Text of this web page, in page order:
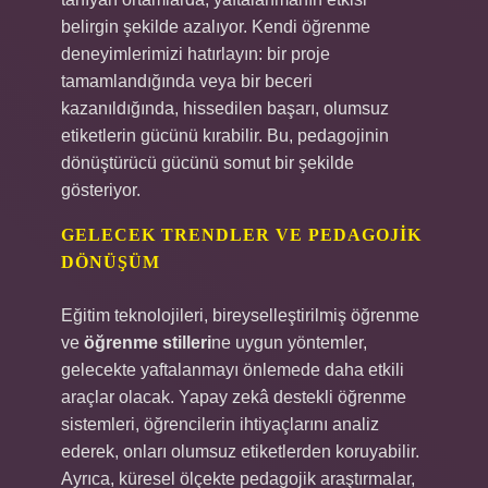
belirgin şekilde azalıyor. Kendi öğrenme
deneyimlerimizi hatırlayın: bir proje
tamamlandığında veya bir beceri
kazanıldığında, hissedilen başarı, olumsuz
etiketlerin gücünü kırabilir. Bu, pedagojinin
dönüştürücü gücünü somut bir şekilde
gösteriyor.
GELECEK TRENDLER VE PEDAGOJIK
DÖNÜŞÜM
Eğitim teknolojileri, bireyselleştirilmiş öğrenme
ve öğrenme stillerine uygun yöntemler,
gelecekte yaftalanmayı önlemede daha etkili
araçlar olacak. Yapay zekâ destekli öğrenme
sistemleri, öğrencilerin ihtiyaçlarını analiz
ederek, onları olumsuz etiketlerden koruyabilir.
Ayrıca, küresel ölçekte pedagojik araştırmalar,